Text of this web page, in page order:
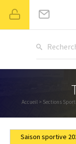
Accueil > Sections
Saison sportive